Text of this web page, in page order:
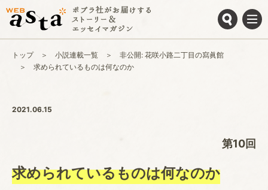
トップ 小説連載一覧
非公開: 花咲小路二丁目の寫眞館
求められているものは何なのか
2021.06.15
第10回
求められているものは何なのか